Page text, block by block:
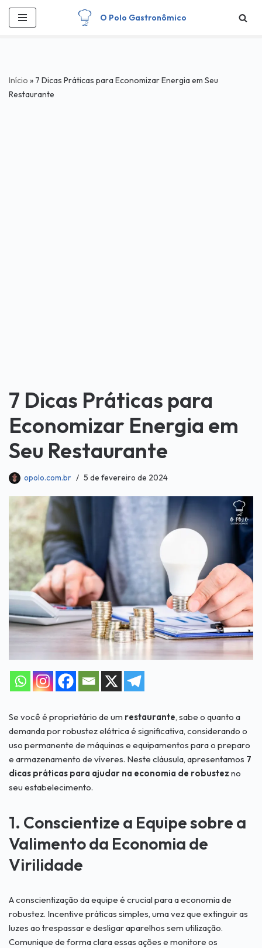
Pular
O Polo Gastronômico
Início » 7 Dicas Práticas para Economizar Energia em Seu
Restaurante
7 Dicas Práticas para
Economizar Energia em
Seu Restaurante
opolo.com.br 5 de fevereiro de 2024
Se você é proprietário de um restaurante, sabe o quanto a
demanda por robustez elétrica é significativa, considerando o
uso permanente de máquinas e equipamentos para o preparo
e armazenamento de víveres. Neste cláusula, apresentamos 7
dicas práticas para ajudar na economia de robustez no
seu estabelecimento.
1. Conscientize a Equipe sobre a
Valimento da Economia de
Virilidade
A conscientização da equipe é crucial para a economia de
robustez. Incentive práticas simples, uma vez que extinguir as
luzes ao trespassar e desligar aparelhos sem utilização.
Comunique de forma clara essas ações e monitore os